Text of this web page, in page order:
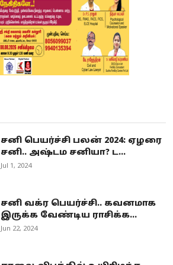
சனி பெயர்ச்சி பலன் 2024: ஏழரை
சனி.. அஷ்டம சனியா? ட...
Jul 1, 2024
சனி வக்ர பெயர்ச்சி.. கவனமாக
இருக்க வேண்டிய ராசிக்க...
Jun 22, 2024